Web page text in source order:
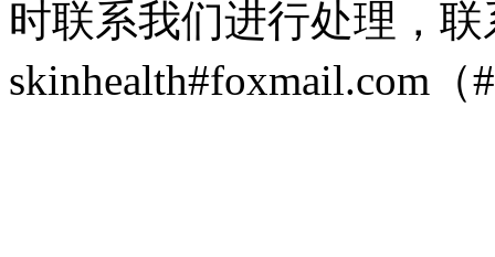
时联系我们进行处理，
skinhealth#foxmail.com（